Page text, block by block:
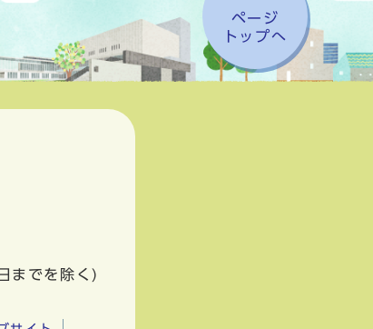
ページ
トップへ
までを除く)